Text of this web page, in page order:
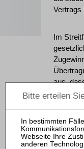
Vertrags
Im
aus,
ändern